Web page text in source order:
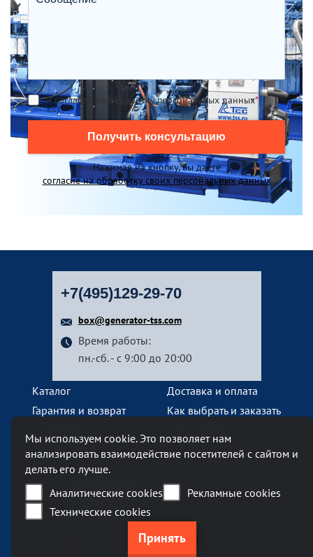
Я согласен на обработку персональных данных*
Получить консультацию
Нажимая на кнопку, вы даете
согласие на обработку своих персональных данных
+7(495)129-29-70
box@generator-tss.com
Время работы:
пн.-сб. - с 9:00 до 20:00
Каталог
Доставка и оплата
Гарантия и возврат
Как выбрать и заказать
Контакты
Наш офис
Москва, Ленинский проспект, 119А
Бизнес-центр «Ленинский 119А»
метро Тропарево
Мы используем cookie. Это позволяет нам
анализировать взаимодействие посетителей с сайтом и
делать его лучше.
Аналитические cookies
Рекламные cookies
Технические cookies